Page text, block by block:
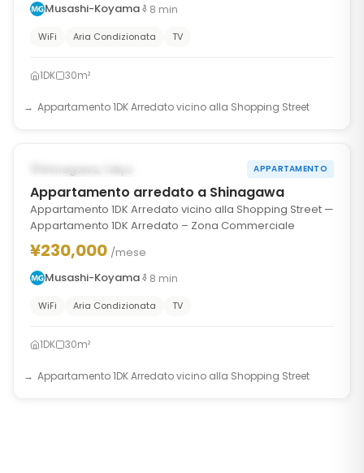
Musashi-Koyama
8 min
WiFi Aria Condizionata TV
1DK 30m²
Appartamento 1DK Arredato vicino alla Shopping Street
Shinagawa, Tokyo APPARTAMENTO
Appartamento arredato a Shinagawa
Appartamento 1DK Arredato vicino alla Shopping Street —
Appartamento 1DK Arredato – Zona Commerciale
¥230,000 /mese
Musashi-Koyama
8 min
WiFi Aria Condizionata TV
1DK 30m²
Appartamento 1DK Arredato vicino alla Shopping Street